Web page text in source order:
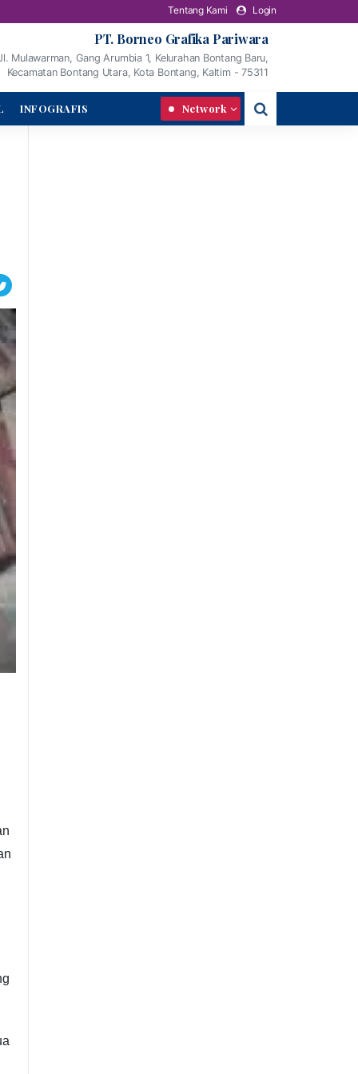
Tentang Kami Login
PT. Borneo Grafika Pariwara
Mulawarman, Gang Arumbia 1, Kelurahan Bontang Baru,
Kecamatan Bontang Utara, Kota Bontang, Kaltim - 75311
INFOGRAFIS Network